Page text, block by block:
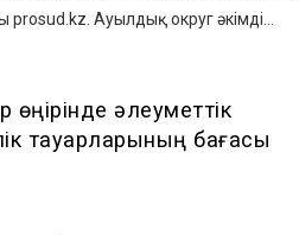
Ауылдық округ әкімді...
өңірінде әлеуметтік
тауарларының бағасы